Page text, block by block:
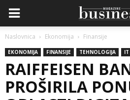
Naslovnica Ekonomija Finansije
EKONOMIJA FINANSIJE TEHNOLOGIJA IT
RAIFFEISEN
PROŠIRILA